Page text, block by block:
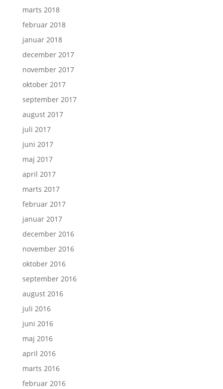
marts 2018
februar 2018
januar 2018
december 2017
november 2017
oktober 2017
september 2017
august 2017
juli 2017
juni 2017
maj 2017
april 2017
marts 2017
februar 2017
januar 2017
december 2016
november 2016
oktober 2016
september 2016
august 2016
juli 2016
juni 2016
maj 2016
april 2016
marts 2016
februar 2016